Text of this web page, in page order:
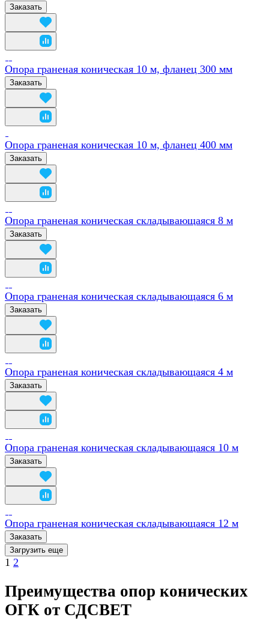
Заказать
Опора граненая коническая 10 м, фланец 300 мм
Заказать
Опора граненая коническая 10 м, фланец 400 мм
Заказать
Опора граненая коническая складывающаяся 8 м
Заказать
Опора граненая коническая складывающаяся 6 м
Заказать
Опора граненая коническая складывающаяся 4 м
Заказать
Опора граненая коническая складывающаяся 10 м
Заказать
Опора граненая коническая складывающаяся 12 м
Заказать
Загрузить еще
1 2
Преимущества опор конических
ОГК от СДСВЕТ